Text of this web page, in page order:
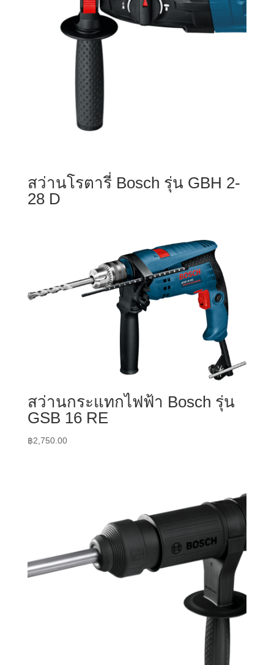
สว่านโรตารี่ Bosch รุ่น GBH 2-
28 D
สว่านกระแทกไฟฟ้า Bosch รุ่น
GSB 16 RE
฿2,750.00